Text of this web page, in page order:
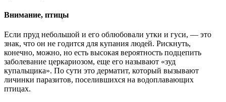
Внимание, птицы
Если пруд небольшой и его облюбовали утки и гуси, — это
знак, что он не годится для купания людей. Рискнуть,
конечно, можно, но есть высокая вероятность подцепить
заболевание церкариозом, еще его называют «зуд
купальщика». По сути это дерматит, который вызывают
личинки паразитов, поселившихся на водоплавающих
птицах.